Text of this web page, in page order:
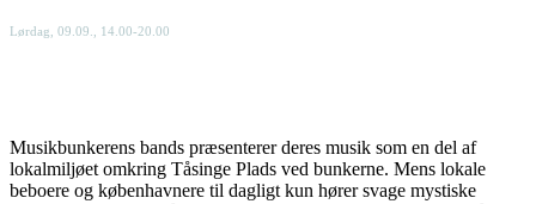
Lørdag, 09.09., 14.00-20.00
Musikbunkerens bands præsenterer deres musik som en del af
lokalmiljøet omkring Tåsinge Plads ved bunkerne. Mens lokale
beboere og københavnere til dagligt kun hører svage mystiske